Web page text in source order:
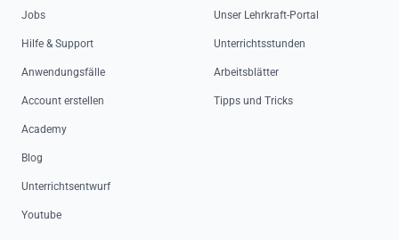
Jobs
Hilfe & Support
Anwendungsfälle
Account erstellen
Academy
Blog
Unterrichtsentwurf
Youtube
Unser Lehrkraft-Portal
Unterrichtsstunden
Arbeitsblätter
Tipps und Tricks